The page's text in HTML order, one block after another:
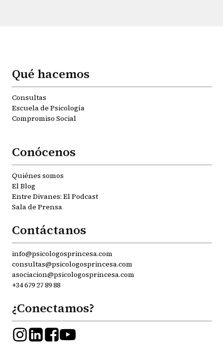
Qué hacemos
Consultas
Escuela de Psicología
Compromiso Social
Conócenos
Quiénes somos
El Blog
Entre Divanes: El Podcast
Sala de Prensa
Contáctanos
info@psicologosprincesa.com
consultas@psicologosprincesa.com
asociacion@psicologosprincesa.com
+34 679 27 89 88
¿Conectamos?